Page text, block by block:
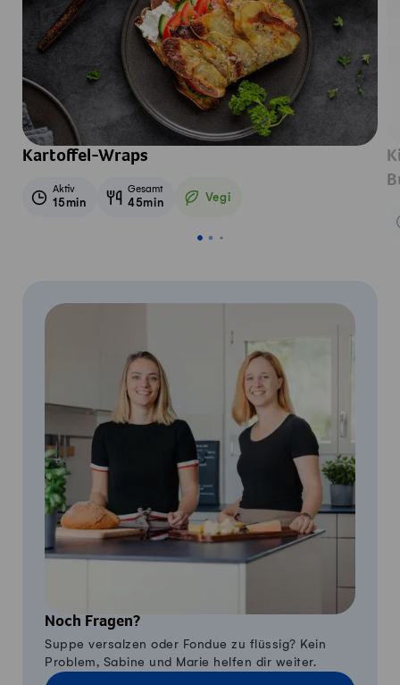
Kartoffel-Wraps
Aktiv
15min
Gesamt
45min Vegi
Vegetarisch
Noch Fragen?
Suppe versalzen oder Fondue zu flüssig? Kein
Problem, Sabine und Marie helfen dir weiter.